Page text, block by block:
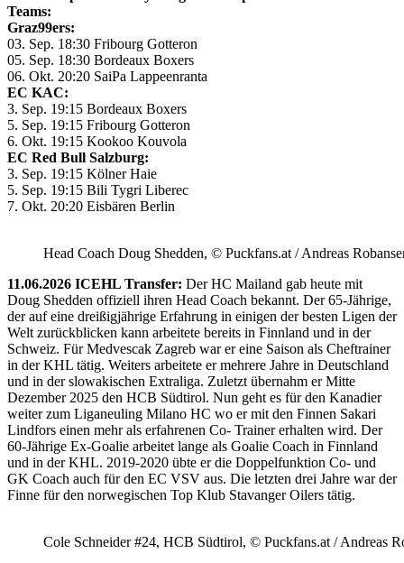
Teams:
Graz99ers:
03. Sep. 18:30 Fribourg Gotteron
05. Sep. 18:30 Bordeaux Boxers
06. Okt. 20:20 SaiPa Lappeenranta
EC KAC:
3. Sep. 19:15 Bordeaux Boxers
5. Sep. 19:15 Fribourg Gotteron
6. Okt. 19:15 Kookoo Kouvola
EC Red Bull Salzburg:
3. Sep. 19:15 Kölner Haie
5. Sep. 19:15 Bili Tygri Liberec
7. Okt. 20:20 Eisbären Berlin
Head Coach Doug Shedden, © Puckfans.at / Andreas
11.06.2026 ICEHL Transfer: Der HC Mailand gab heute mit
Doug Shedden offiziell ihren Head Coach bekannt. Der 65-Jährige,
der auf eine dreißigjährige Erfahrung in einigen der besten Ligen der
Welt zurückblicken kann arbeitete bereits in Finnland und in der
Schweiz. Für Medvescak Zagreb war er eine Saison als Cheftrainer
in der KHL tätig. Weiters arbeitete er mehrere Jahre in Deutschland
und in der slowakischen Extraliga. Zuletzt übernahm er Mitte
Dezember 2025 den HCB Südtirol. Nun geht es für den Kanadier
weiter zum Liganeuling Milano HC wo er mit den Finnen Sakari
Lindfors einen mehr als erfahrenen Co- Trainer erhalten wird. Der
60-Jährige Ex-Goalie arbeitet lange als Goalie Coach in Finnland
und in der KHL. 2019-2020 übte er die Doppelfunktion Co- und
GK Coach auch für den EC VSV aus. Die letzten drei Jahre war der
Finne für den norwegischen Top Klub Stavanger Oilers tätig.
Cole Schneider #24, HCB Südtirol, © Puckfans.at / Andreas